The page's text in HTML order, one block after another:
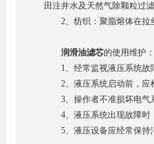
田注井水及天然气除颗粒过
2、纺织：聚脂熔体在拉
润滑油滤芯的使用维护：
1、经常监视液压系统故
2、液压系统启动前，应
3、操作者不准损坏电气
4、液压系统出现故障时
5、液压设备应经常保持